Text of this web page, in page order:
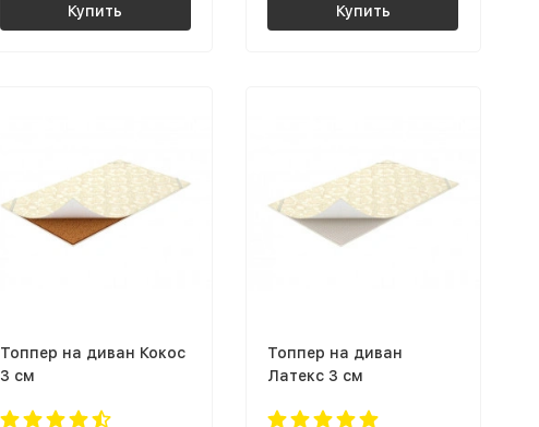
Купить Купить
Топпер на диван Кокос
3 см
Топпер на диван
Латекс 3 см